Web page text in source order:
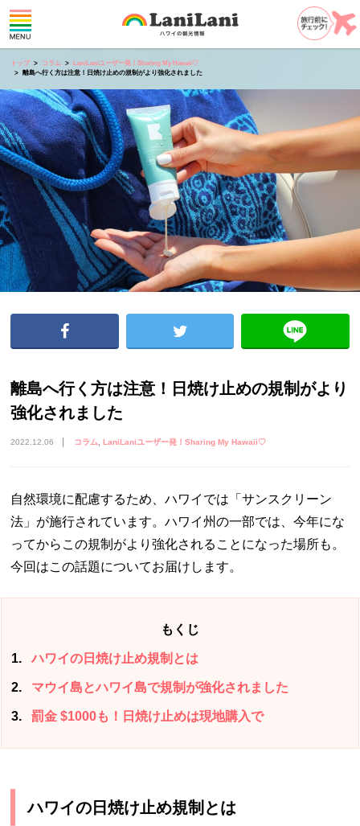
トップ コラム
LaniLaniユーザー発！Sharing My Hawaii♡
離島へ行く方は注意！日焼け止めの規制がより強化されました
離島へ行く方は注意！日焼け止めの規制がより
強化されました
2022.12.06 コラム LaniLaniユーザー発！Sharing My Hawaii♡
自然環境に配慮するため、ハワイでは「サンスクリーン
法」が施行されています。ハワイ州の一部では、今年にな
ってからこの規制がより強化されることになった場所も。
今回はこの話題についてお届けします。
もくじ
1 ハワイの日焼け止め規制とは
2 マウイ島とハワイ島で規制が強化されました
3 罰金 $1000も！日焼け止めは現地購入で
ハワイの日焼け止め規制とは